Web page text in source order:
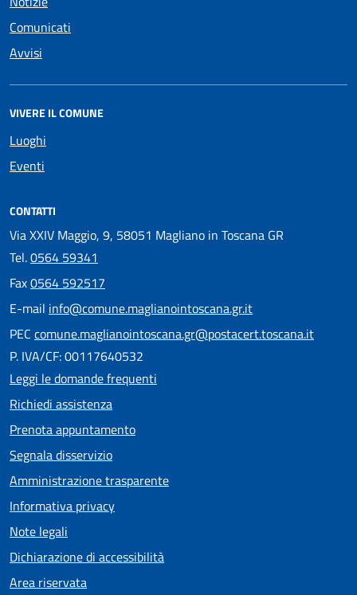
Comunicati
Avvisi
VIVERE IL COMUNE
Luoghi
Eventi
CONTATTI
Via XXIV Maggio, 9, 58051 Magliano in Toscana GR
Tel.0564 59341
Fax0564 592517
E-mail info@comune.maglianointoscana.gr.it
PEC comune.maglianointoscana.gr@postacert.toscana.it
P. IVA/CF: 00117640532
Leggi le domande frequenti
Richiedi assistenza
Prenota appuntamento
Segnala disservizio
Amministrazione trasparente
Informativa privacy
Note legali
Dichiarazione di accessibilità
Area riservata